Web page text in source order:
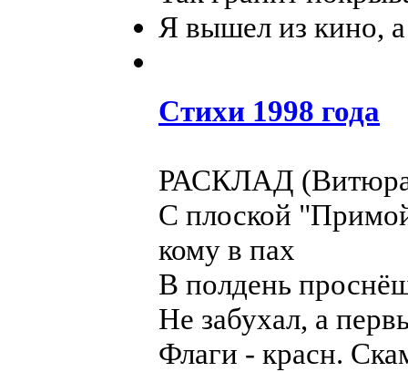
Я вышел из кино,
Стихи 1998 года
РАСКЛАД (Витюра
С плоской
кому в пах
В полдень
Не забухал, а
Флаги - красн.